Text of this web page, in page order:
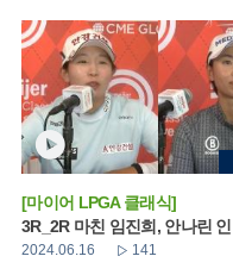
[마이어 LPGA 클래식]
3R_2R 마친 임진희, 안나린
2024.06.16 141